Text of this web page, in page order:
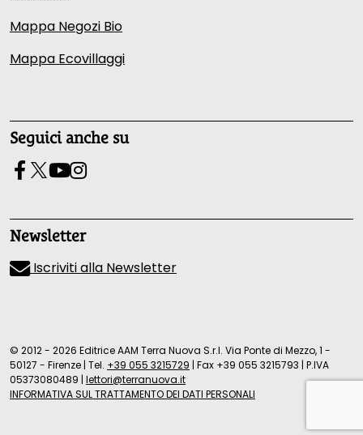
Mappa Negozi Bio
Mappa Ecovillaggi
Seguici anche su
Newsletter
Iscriviti alla Newsletter
© 2012 - 2026 Editrice AAM Terra Nuova S.r.l. Via Ponte di Mezzo, 1 -
50127 - Firenze | Tel. +39 055 3215729 | Fax +39 055 3215793 | P.IVA
05373080489 | lettori@terranuova.it
INFORMATIVA SUL TRATTAMENTO DEI DATI PERSONALI